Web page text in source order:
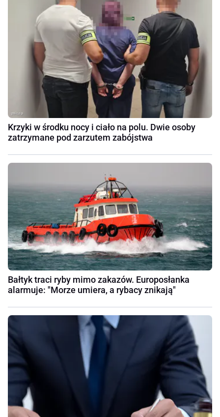
Krzyki w środku nocy i ciało na polu. Dwie osoby
zatrzymane pod zarzutem zabójstwa
Bałtyk traci ryby mimo zakazów. Europosłanka
alarmuje: "Morze umiera, a rybacy znikają"